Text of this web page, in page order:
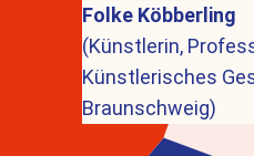
Folke Köbberling
(Künstlerin,
Künstlerisches
Braunschweig)